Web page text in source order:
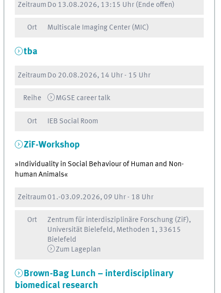
Zeitraum Do13.08.2026, 13:15 Uhr(Ende offen)
Ort Multiscale Imaging Center (MIC)
tba
Zeitraum Do20.08.2026, 14 Uhr- 15 Uhr
Reihe MGSE career talk
Ort IEB Social Room
ZiF-Workshop
»Individuality in Social Behaviour of Human and Non-
human Animals«
Zeitraum 01.-03.09.2026, 09 Uhr- 18 Uhr
Ort
Zentrum für interdisziplinäre Forschung (ZiF),
Universität Bielefeld, Methoden 1, 33615
Bielefeld
Zum Lageplan
Brown-Bag Lunch – interdisciplinary
biomedical research